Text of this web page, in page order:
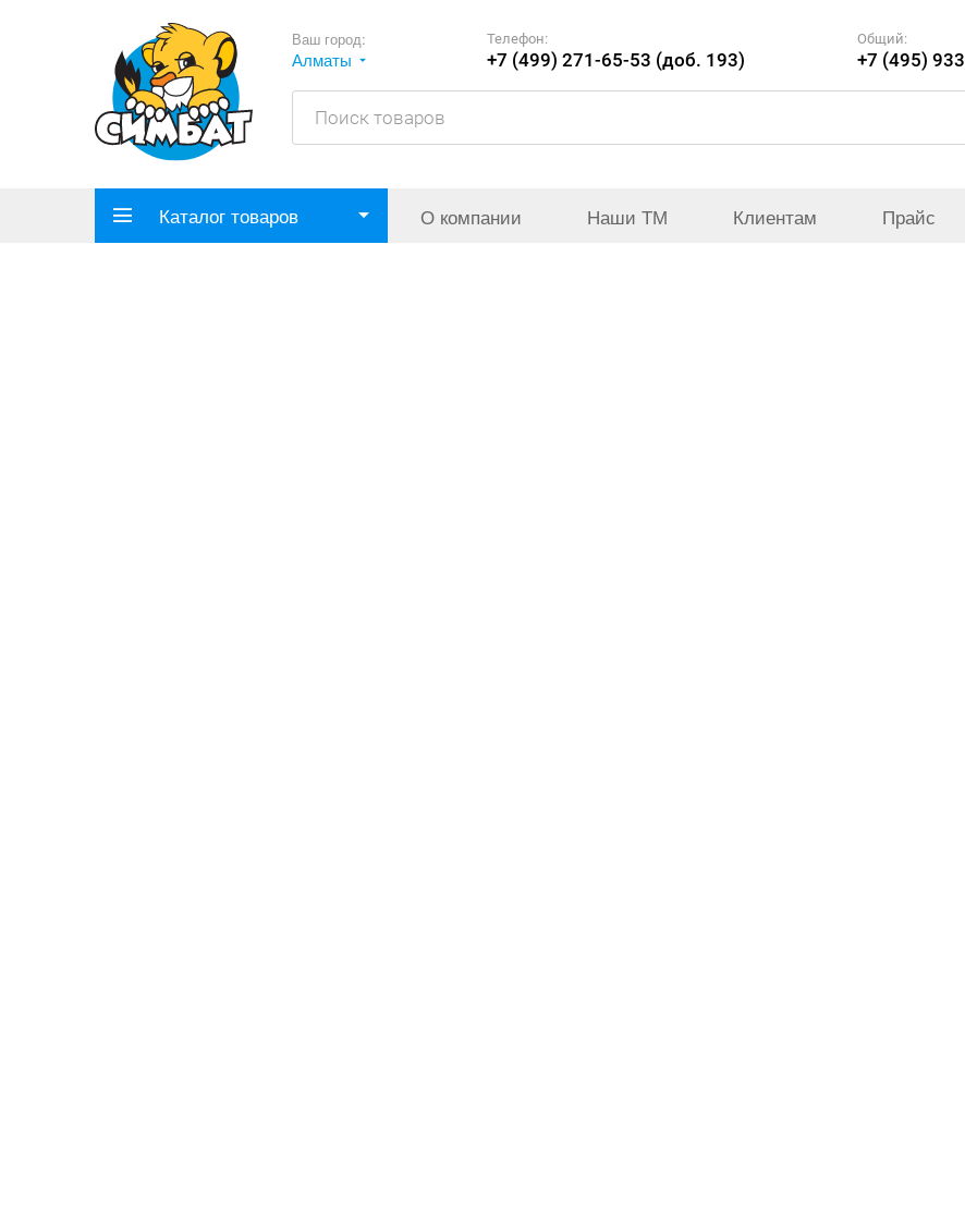
Ваш город:
Алматы
Телефон:
+7 (499) 271-65-53 (доб. 193)
Общий:
+7 (495)
Каталог товаров О компании Наши ТМ Клиентам Прайс